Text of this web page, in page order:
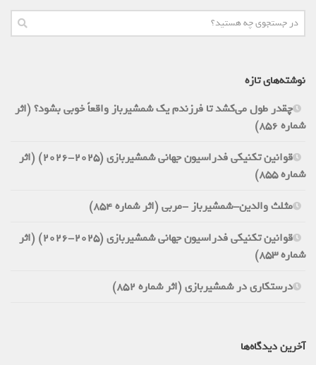
نوشته‌های تازه
چقدر طول می‌کشد تا فرزندم یک شمشیرباز واقعاً خوبی بشود؟ (اثر
شماره 856)
قوانین تکنیکی فدراسیون جهانی شمشیربازی (2025-2026) (اثر
شماره 855)
مثلث والدین-شمشیرباز -مربی (اثر شماره 854)
قوانین تکنیکی فدراسیون جهانی شمشیربازی (2025-2026) (اثر
شماره 853)
درستکاری در شمشیربازی (اثر شماره 852)
آخرین دیدگاه‌ها